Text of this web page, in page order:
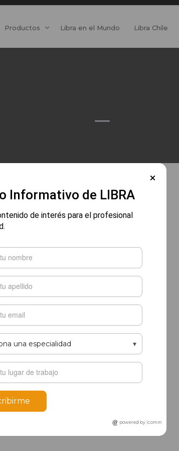
Productos Libra en el Mundo Libra Chile
Informativo de LIBRA
de interés para el profesional
powered by icomm